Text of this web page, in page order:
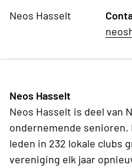
Neos Hasselt
Neos Hasselt
Neos Hasselt is deel van
ondernemende senioren.
leden in 232 lokale clubs
vereniging elk jaar